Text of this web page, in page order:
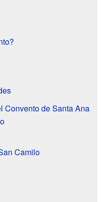
Convento de Santa Ana
Camilo